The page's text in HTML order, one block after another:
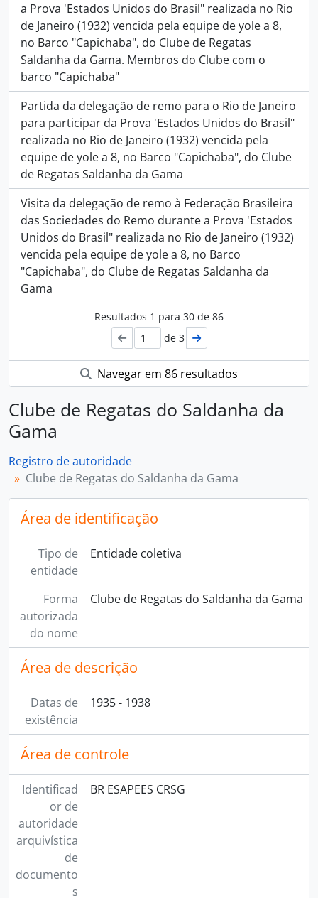
a Prova 'Estados Unidos do Brasil" realizada no Rio
de Janeiro (1932) vencida pela equipe de yole a 8,
no Barco "Capichaba", do Clube de Regatas
Saldanha da Gama. Membros do Clube com o
barco "Capichaba"
Partida da delegação de remo para o Rio de Janeiro
para participar da Prova 'Estados Unidos do Brasil"
realizada no Rio de Janeiro (1932) vencida pela
equipe de yole a 8, no Barco "Capichaba", do Clube
de Regatas Saldanha da Gama
Visita da delegação de remo à Federação Brasileira
das Sociedades do Remo durante a Prova 'Estados
Unidos do Brasil" realizada no Rio de Janeiro (1932)
vencida pela equipe de yole a 8, no Barco
"Capichaba", do Clube de Regatas Saldanha da
Gama
Resultados 1 para 30 de 86
de 3
Navegar em 86 resultados
Clube de Regatas do Saldanha da
Gama
Registro de autoridade
Clube de Regatas do Saldanha da Gama
Área de identificação
Tipo de
entidade
Entidade coletiva
Forma
autorizada
do nome
Clube de Regatas do Saldanha da Gama
Área de descrição
Datas de
existência
1935 - 1938
Área de controle
Identificad
or de
autoridade
arquivística
de
documento
s
BR ESAPEES CRSG